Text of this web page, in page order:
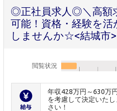
◎正社員求人◎＼高額
可能！資格・経験を
しませんか☆<結城市>
閲覧状況
年収428万円～630万
を考慮して決定いた
さい！